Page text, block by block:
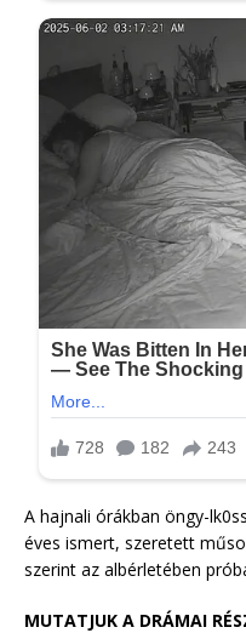
A hajnali órákban öngy-
éves ismert, szeretett
szerint az albérletében
MUTATJUK A DRÁMAI